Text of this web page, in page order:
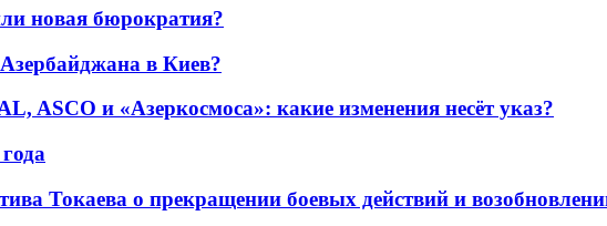
новая бюрократия?
в Киев?
ASCO и «Азеркосмоса»: какие изменения несёт указ?
Токаева о прекращении боевых действий и